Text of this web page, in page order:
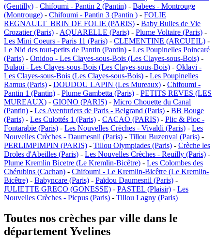
(Gentilly) - Chifoumi - Pantin 2 (Pantin) - Babees - Montrouge
(Montrouge) - Chifoumi - Pantin 3 (Pantin ) - FOLIE
REGNAULT_BRIN DE FOLIE (PARIS) - Baby Bulles de Vie
Crozatier (Paris) - AQUARELLE (Paris) - Plume Voltaire (Paris) -
Les Mini Coeurs - Paris 11 (Paris) - CLEMENTINE (ARCUEIL) -
Le Nid des tout-petits de Pantin (Pantin) - Les Poupinelles Poincaré
(Paris) - Onidoo - Les Clayes-sous-Bois (Les Clayes-sous-Bois) -
Bulapi - Les Clayes-sous-Bois (Les Clayes-sous-Bois) - Oklavi -
Les Clayes-sous-Bois (Les Clayes-sous-Bois) - Les Poupinelles
Ramus (Paris) - DOUDOU LAPIN (Les Mureaux) - Chifoumi -
Pantin 1 (Pantin) - Plume Gambetta (Paris) - PETITS REVES (LES
MUREAUX) - GIONO (PARIS) - Micro Chouette du Canal
(Pantin) - Les Aventuriers de Paris - Belgrand (Paris) - BB Bouge
(Paris) - Les Culottés 1 (Paris) - CACAO (PARIS) - Plic & Ploc -
Fontarabie (Paris) - Les Nouvelles Crèches - Vivaldi (Paris) - Les
Nouvelles Crèches - Daumesnil (Paris) - Tillou Buzenval (Paris) -
PERLIMPIMPIN (PARIS) - Tillou Olympiades (Paris) - Crèche les
Droles d'Abeilles (Paris) - Les Nouvelles Crèches - Reuilly (Paris) -
Plume Kremlin Bicetre (Le Kremlin-Bicêtre) - Les Colombes des
Chérubins (Cachan) - Chifoumi - Le Kremlin-Bicêtre (Le Kremlin-
Bicêtre) - Babyncare (Paris) - Païdou Daumesnil (Paris) -
JULIETTE GRECO (GONESSE) - PASTEL (Plaisir) - Les
Nouvelles Crèches - Picpus (Paris) - Tillou Lagny (Paris)
Toutes nos crèches par ville dans le
département Yvelines